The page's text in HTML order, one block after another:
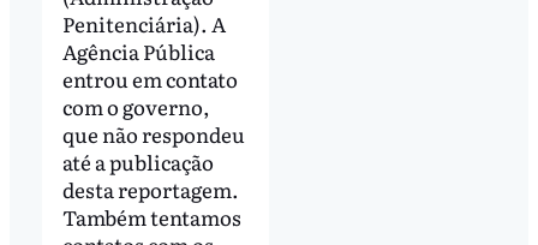
Penitenciária). A
Agência Pública
entrou em contato
com o governo,
que não respondeu
até a publicação
desta reportagem.
Também tentamos